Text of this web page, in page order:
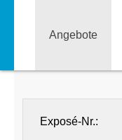
Angebote
Exposé-Nr.: